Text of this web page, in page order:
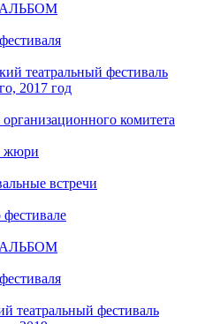
театральный фестиваль
2017 год
комитета
жюри
встречи
театральный фестиваль